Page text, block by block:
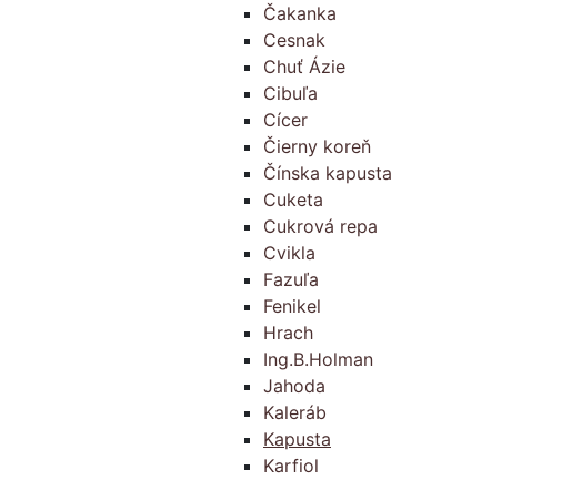
Čakanka
Cesnak
Chuť Ázie
Cibuľa
Cícer
Čierny koreň
Čínska kapusta
Cuketa
Cukrová repa
Cvikla
Fazuľa
Fenikel
Hrach
Ing.B.Holman
Jahoda
Kaleráb
Kapusta
Karfiol